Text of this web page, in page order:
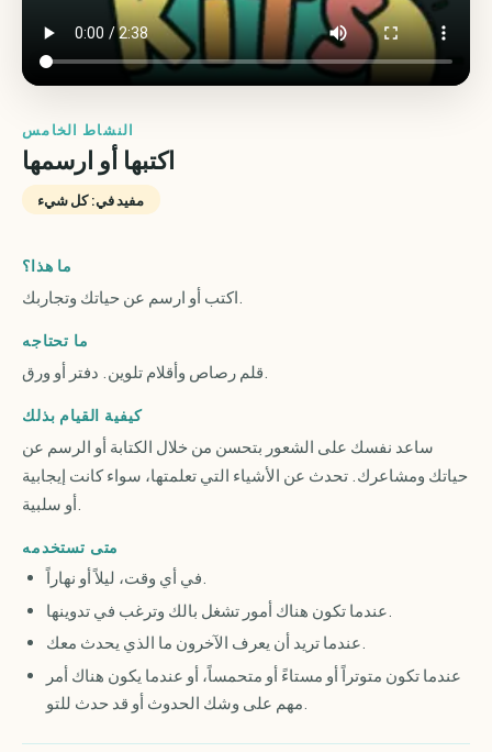
النشاط الخامس
اكتبها أو ارسمها
مفيد في: كل شيء
ما هذا؟
ما تحتاجه
كيفية القيام بذلك
ساعد نفسك على الشعور بتحسن من خلال الكتابة أو الرسم عن
حياتك ومشاعرك. تحدث عن الأشياء التي تعلمتها، سواء كانت إيجابية
متى تستخدمه
عندما تكون متوتراً أو مستاءً أو متحمساً، أو عندما يكون هناك أمر